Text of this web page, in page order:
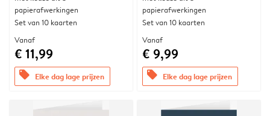
papierafwerkingen
Set van 10 kaarten
Vanaf
€ 11,99
offers Elke dag lage prijzen
papierafwerkingen
Set van 10 kaarten
Vanaf
€ 9,99
offers Elke dag lage prijzen